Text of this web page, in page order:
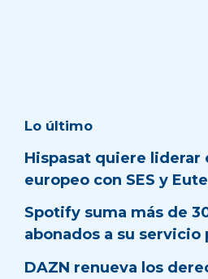
Lo último
Hispasat quiere liderar
europeo con SES y
Spotify suma más de
abonados a su servicio
DAZN renueva los